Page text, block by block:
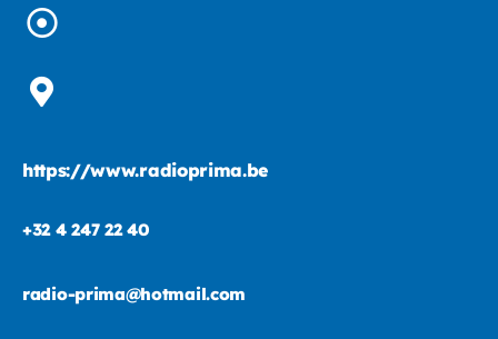
https://www.radioprima.be
+32 4 247 22 40
radio-prima@hotmail.com